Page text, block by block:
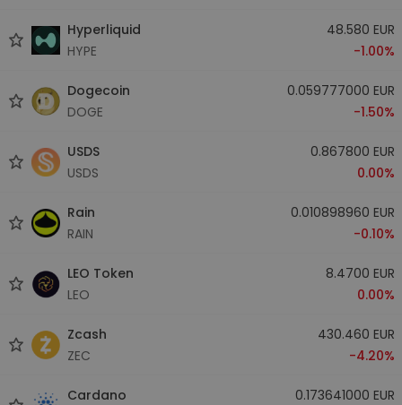
Hyperliquid
HYPE
48.580 EUR
-1.00%
Dogecoin
DOGE
0.059777000 EUR
-1.50%
USDS
USDS
0.867800 EUR
0.00%
Rain
RAIN
0.010898960 EUR
-0.10%
LEO Token
LEO
8.4700 EUR
0.00%
Zcash
ZEC
430.460 EUR
-4.20%
Cardano
0.173641000 EUR